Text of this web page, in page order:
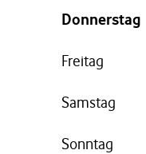
Wochentag,
Donnerstag
Freitag
Samstag
Sonntag